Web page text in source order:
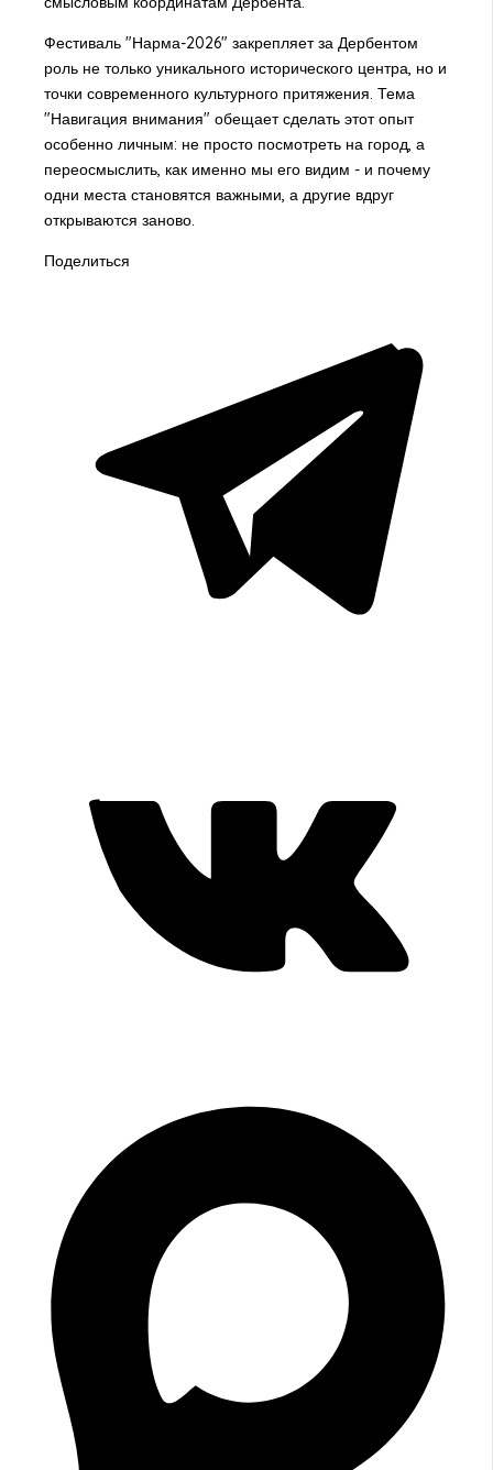
Фестиваль "Нарма-2026" закрепляет за Дербентом
роль не только уникального исторического центра, но и
точки современного культурного притяжения. Тема
"Навигация внимания" обещает сделать этот опыт
особенно личным: не просто посмотреть на город, а
переосмыслить, как именно мы его видим - и почему
одни места становятся важными, а другие вдруг
открываются заново.
Поделиться